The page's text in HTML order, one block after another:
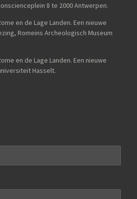
8 te 2000 Antwerpen.
en de Lage Landen. Een nieuwe
Romeins Archeologisch Museum
en de Lage Landen. Een nieuwe
Hasselt.